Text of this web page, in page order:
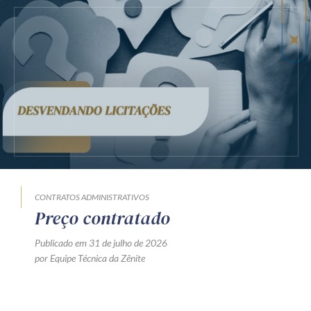
CONTRATOS ADMINISTRATIVOS
Preço contratado
Publicado em 31 de julho de 2026
por Equipe Técnica da Zênite